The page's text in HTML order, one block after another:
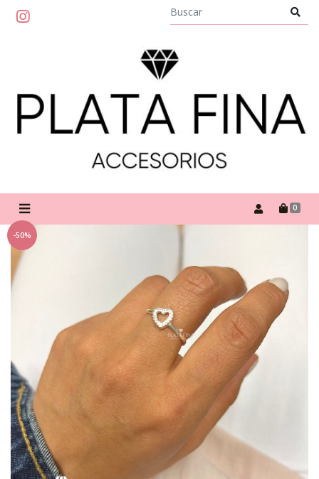
0
-50%